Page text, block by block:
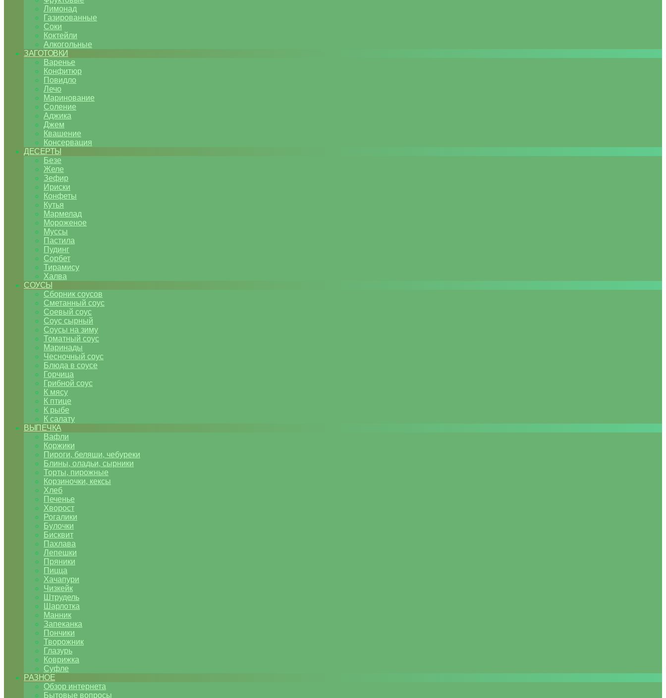
Лимонад
Газированные
Соки
Коктейли
Алкогольные
ЗАГОТОВКИ
Варенье
Конфитюр
Повидло
Лечо
Маринование
Соление
Аджика
Джем
Квашение
Консервация
ДЕСЕРТЫ
Безе
Желе
Зефир
Ириски
Конфеты
Кутья
Мармелад
Мороженое
Муссы
Пастила
Пудинг
Сорбет
Тирамису
Халва
СОУСЫ
Сборник соусов
Сметанный соус
Соевый соус
Соус сырный
Соусы на зиму
Томатный соус
Маринады
Чесночный соус
Блюда в соусе
Горчица
Грибной соус
К мясу
К птице
К рыбе
К салату
ВЫПЕЧКА
Вафли
Коржики
Пироги, беляши, чебуреки
Блины, оладьи, сырники
Торты, пирожные
Корзиночки, кексы
Хлеб
Печенье
Хворост
Рогалики
Булочки
Бисквит
Пахлава
Лепешки
Пряники
Пицца
Хачапури
Чизкейк
Штрудель
Шарлотка
Манник
Запеканка
Пончики
Творожник
Глазурь
Коврижка
Суфле
РАЗНОЕ
Обзор интернета
Бытовые вопросы